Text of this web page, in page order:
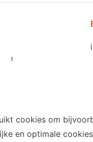
cookies om
en optimale